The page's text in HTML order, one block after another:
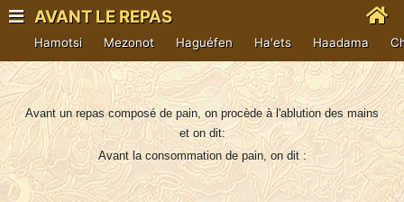
AVANT LE REPAS
Hamotsi Mezonot Haguéfen Ha'ets Haadama
Avant un repas composé de pain, on procède à l'ablution des mains
et on dit:
Avant la consommation de pain, on dit :